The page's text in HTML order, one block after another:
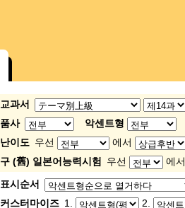
교과서
품사
악센트형
난이도 우선 에서
구 (舊) 일본어능력시험
우선 에서
표시순서
커스터마이즈 1. 2.